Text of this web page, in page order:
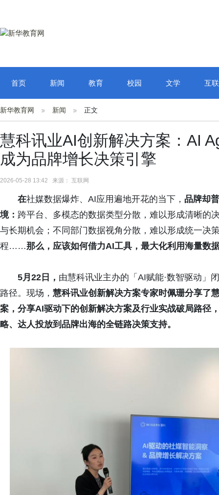
首页 新闻 教育 校园 文学 互
新华教育网 新闻 正文
慧科讯业AI创新解决方案：AI
成为品牌增长决策引擎
2026-05-28 13:42 来源： 互联网
在社媒数据爆炸、AI应用遍地开花的当下， 品牌却
境： 跨平台、多模态的数据类型分散，难以形成清晰的
与长期机会；不同部门数据视角分散，难以形成统一决
程……那么，应该如何借力AI工具，最大化利用海量数
5月22日， 由慧科讯业主办的「AI赋能·数智驱动」
路径。现场， 慧科讯业创新解决方案专家时佩珊分享了
案，分享AI驱动下的创新解决方案及行业实战破局路径
略、达人投放到品牌出海的全链路决策支持。